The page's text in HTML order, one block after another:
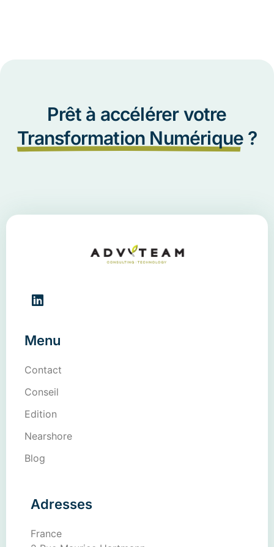
Prêt à accélérer votre
Transformation Numérique ?
Menu
Contact
Conseil
Edition
Nearshore
Blog
Adresses
France